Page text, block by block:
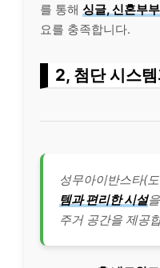
를 통해 싱글, 신혼부
요를 충족합니다.
2, 첨단 시스
성무아이반스타(
템과 편리한 시설
주거 공간을 제공